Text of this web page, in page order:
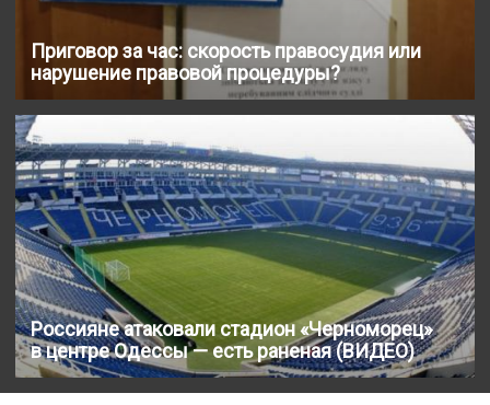
Приговор за час: скорость правосудия или
нарушение правовой процедуры?
Россияне атаковали стадион «Черноморец»
в центре Одессы — есть раненая (ВИДЕО)